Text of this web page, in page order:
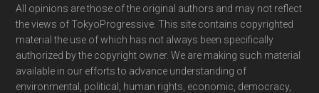
Footer
All opinions are those of the original authors and may not reflect
the views of TokyoProgressive. This site contains copyrighted
material the use of which has not always been specifically
authorized by the copyright owner. We are making such material
available in our efforts to advance understanding of
environmental, political, human rights, economic, democracy,